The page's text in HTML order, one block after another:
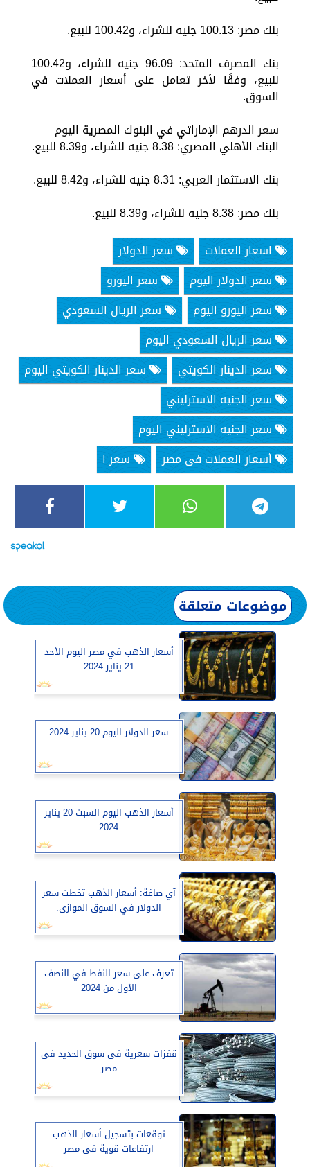
بنك مصر: 100.13 جنيه للشراء، و100.42 للبيع.
بنك المصرف المتحد: 96.09 جنيه للشراء، و100.42
للبيع، وفقًا لأخر تعامل على أسعار العملات في
السوق.
سعر الدرهم الإماراتي في البنوك المصرية اليوم
البنك الأهلي المصري: 8.38 جنيه للشراء، و8.39 للبيع.
بنك الاستثمار العربي: 8.31 جنيه للشراء، و8.42 للبيع.
بنك مصر: 8.38 جنيه للشراء، و8.39 للبيع.
اسعار العملات
سعر الدولار
سعر الدولار اليوم
سعر اليورو
سعر اليورو اليوم
سعر الريال السعودي
سعر الريال السعودي اليوم
سعر الدينار الكويتي
سعر الدينار الكويتي اليوم
سعر الجنيه الاسترليني
سعر الجنيه الاسترليني اليوم
أسعار العملات فى مصر
سعر ا
موضوعات متعلقة
أسعار الذهب في مصر اليوم الأحد
21 يناير 2024
سعر الدولار اليوم 20 يناير 2024
أسعار الذهب اليوم السبت 20 يناير
2024
آي صاغة: أسعار الذهب تخطت سعر
الدولار في السوق الموازى.
تعرف على سعر النفط في النصف
الأول من 2024
قفزات سعرية فى سوق الحديد فى
مصر
توقعات بتسجيل أسعار الذهب
ارتفاعات قوية فى مصر